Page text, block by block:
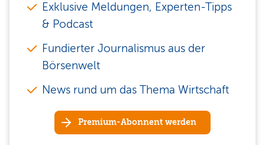
Exklusive Meldungen, Experten-Tipps
& Podcast
Fundierter Journalismus aus der
Börsenwelt
News rund um das Thema Wirtschaft
Premium-Abonnent werden